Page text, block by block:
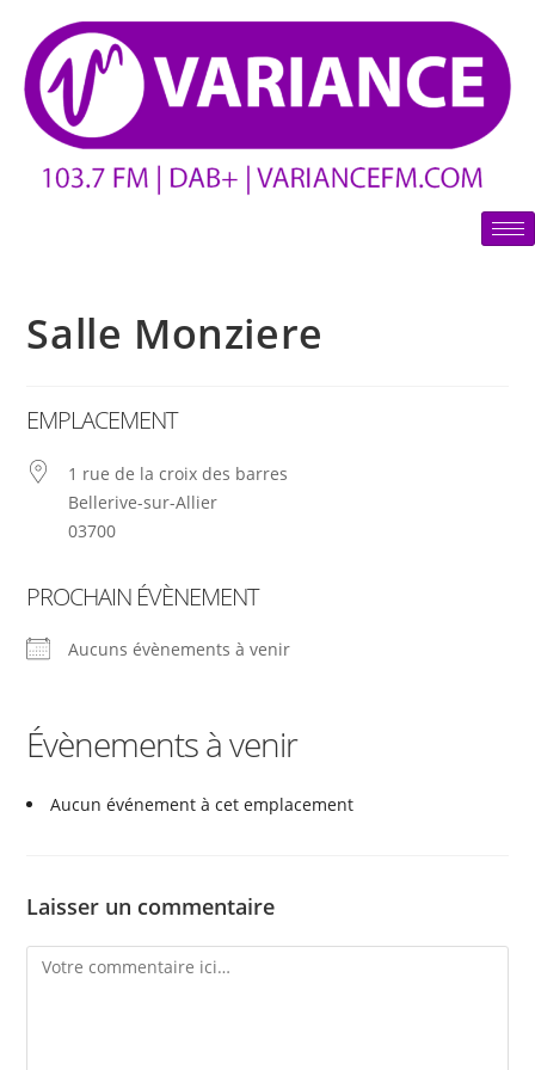
Salle Monziere
EMPLACEMENT
1 rue de la croix des barres
Bellerive-sur-Allier
03700
PROCHAIN ÉVÈNEMENT
Aucuns évènements à venir
Évènements à venir
Aucun événement à cet emplacement
Laisser un commentaire